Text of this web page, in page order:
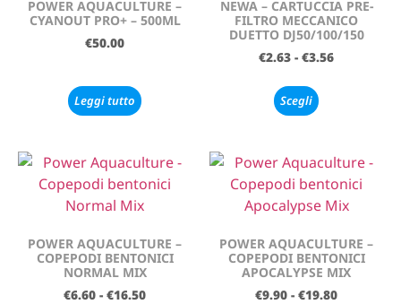
POWER AQUACULTURE –
CYANOUT PRO+ – 500ML
€50.00
Leggi tutto
NEWA – CARTUCCIA PRE-
FILTRO MECCANICO
DUETTO DJ50/100/150
€2.63 - €3.56
Scegli
POWER AQUACULTURE –
COPEPODI BENTONICI
NORMAL MIX
€6.60 - €16.50
POWER AQUACULTURE –
COPEPODI BENTONICI
APOCALYPSE MIX
€9.90 - €19.80